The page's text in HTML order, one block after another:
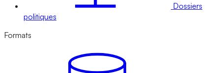
Dossiers
politiques
Formats